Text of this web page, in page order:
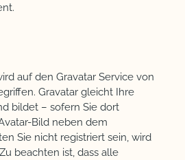
auf den Gravatar Service von
Gravatar gleicht Ihre
bildet – sofern Sie dort
Bild neben dem
Sie nicht registriert sein, wird
beachten ist, dass alle